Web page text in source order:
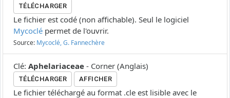
TÉLÉCHARGER
Le fichier est codé (non affichable). Seul le logiciel
Mycoclé permet de l'ouvrir.
Source: Mycoclé, G. Fannechère
Clé: Aphelariaceae - Corner (Anglais)
TÉLÉCHARGER AFFICHER
Le fichier téléchargé au format .cle est lisible avec le